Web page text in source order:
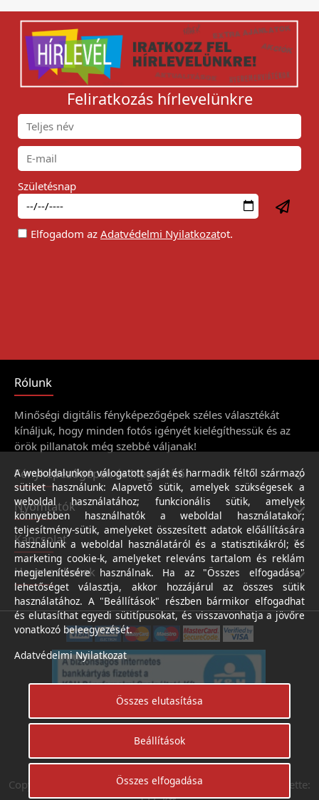
Feliratkozás hírlevelünkre
Születésnap
Elfogadom az Adatvédelmi Nyilatkozatot.
Rólunk
Minőségi digitális fényképezőgépek széles választékát
kínáljuk, hogy minden fotós igényét kielégíthessük és az
örök pillanatok még szebbé váljanak!
Fényképezőgépek és kiegészítői
Nyomtatók
Kapcsolat
Hasznos linkek
Árukereső.hu
Copyright © Digifotoshop - Axico-Digital Kft. 2024. Készítette:
A weboldalunkon válogatott saját és harmadik féltől származó
sütiket használunk: Alapvető sütik, amelyek szükségesek a
weboldal használatához; funkcionális sütik, amelyek
könnyebben használhatók a weboldal használatakor;
teljesítmény-sütik, amelyeket összesített adatok előállítására
használunk a weboldal használatáról és a statisztikákról; és
marketing cookie-k, amelyeket releváns tartalom és reklám
megjelenítésére használnak. Ha az "Összes elfogadása"
lehetőséget választja, akkor hozzájárul az összes sütik
használatához. A "Beállítások" részben bármikor elfogadhat
és elutasíthat egyedi sütitípusokat, és visszavonhatja a jövőre
vonatkozó beleegyezését.
Adatvédelmi Nyilatkozat
Összes elutasítása
Beállítások
Összes elfogadása